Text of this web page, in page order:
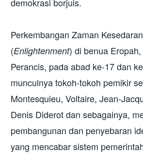
demokrasi borjuis.
Perkembangan Zaman Kesedaran
(Enlightenment) di benua
Perancis, pada abad ke-17 dan
munculnya tokoh-tokoh pemikir
Montesquieu, Voltaire, Jean-
Denis Diderot dan sebagainya,
pembangunan dan penyebaran
yang mencabar sistem